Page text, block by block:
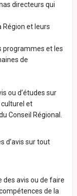
directeurs qui
et leurs
programmes et les
de
ou d’études sur
et
Conseil Régional.
d’avis sur tout
des avis ou de faire
de la